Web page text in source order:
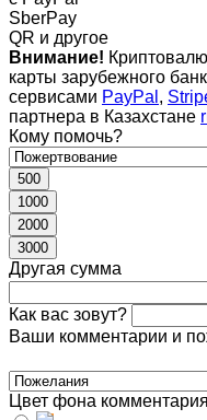
SberPay
QR и другое
Внимание!
карты зарубежного
сервисами PayPal ,
партнера в Казахстане
Кому помочь?
500
1000
2000
3000
Другая сумма
Как вас зовут?
Ваши комментарии и
Цвет фона комментария